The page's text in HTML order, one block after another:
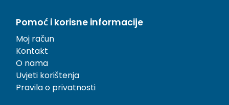
Pomoć i korisne informacije
Moj račun
Kontakt
O nama
Uvjeti korištenja
Pravila o privatnosti